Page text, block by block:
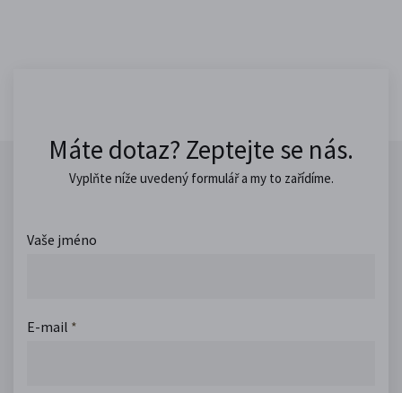
Máte dotaz? Zeptejte se nás.
Vyplňte níže uvedený formulář a my to zařídíme.
Vaše jméno
E-mail *